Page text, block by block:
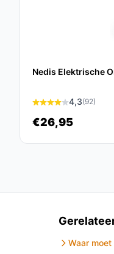
Deze
Is dit
Ja, door
elektrische
Nedis Elektrische
4,3(92)
€26,95
Waar